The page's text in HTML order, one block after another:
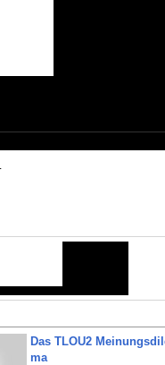
Das TLOU2
ma